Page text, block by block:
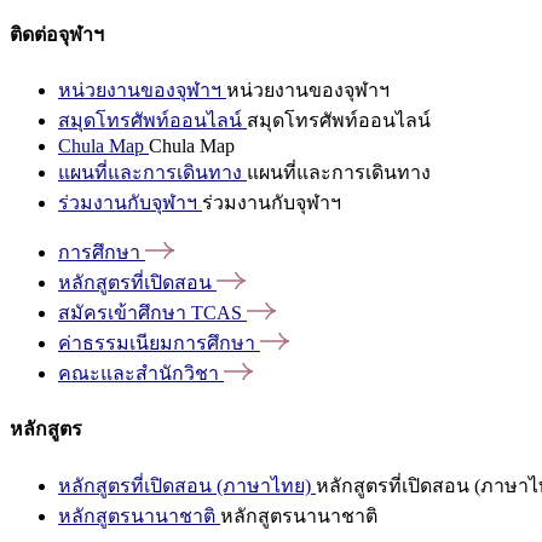
ติดต่อจุฬาฯ
หน่วยงานของจุฬาฯ หน่วยงานของจุฬาฯ
สมุดโทรศัพท์ออนไลน์ สมุดโทรศัพท์ออนไลน์
Chula Map Chula Map
แผนที่และการเดินทาง แผนที่และการเดินทาง
ร่วมงานกับจุฬาฯ ร่วมงานกับจุฬาฯ
การศึกษา
หลักสูตรที่เปิดสอน
สมัครเข้าศึกษา TCAS
ค่าธรรมเนียมการศึกษา
คณะและสำนักวิชา
หลักสูตร
หลักสูตรที่เปิดสอน (ภาษาไทย) หลักสูตรที่เปิดสอน (ภาษาไ
หลักสูตรนานาชาติ หลักสูตรนานาชาติ